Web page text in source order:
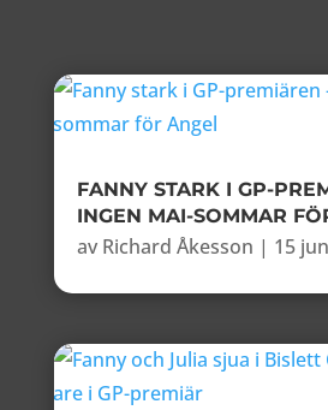
FANNY STARK I GP-
INGEN MAI-SOMMAR
av Richard Åkesson | 15